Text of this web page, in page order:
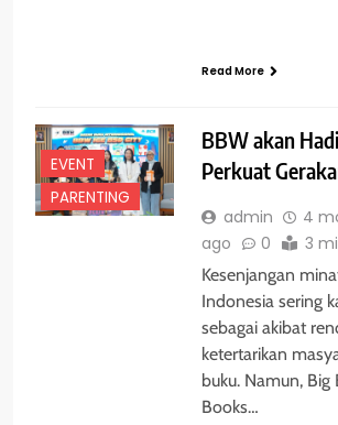
Read More
EVENT
PARENTING
BBW akan
Perkuat
admin
4
ago
0 3
Kesenjangan
Indonesia sering
sebagai akibat
ketertarikan
buku. Namun, Big
Books…